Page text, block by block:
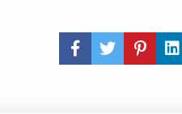
Share Post